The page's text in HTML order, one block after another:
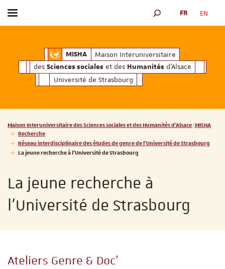
MISHAMaison Interuniversitaire des
Maison Interuniversitaire
des Sciences sociales et des Humanités d'Alsace
Université de Strasbourg
Afficher / masquer le menu MOTEUR DE
FR EN
Vous êtes ici :
Maison Interuniversitaire des Sciences sociales et des Humanités d'Alsace | MISHA
Recherche
Réseau interdisciplinaire des études de genre de l’Université de Strasbourg
La jeune recherche à l’Université de Strasbourg
La jeune recherche à
l’Université de Strasbourg
Ateliers Genre & Doc'